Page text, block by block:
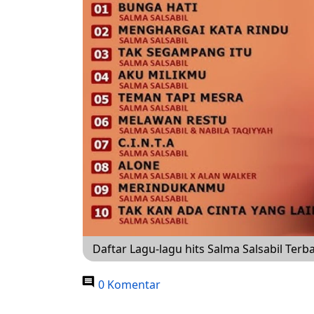
Daftar Lagu-lagu hits Salma Salsabil
0 Komentar